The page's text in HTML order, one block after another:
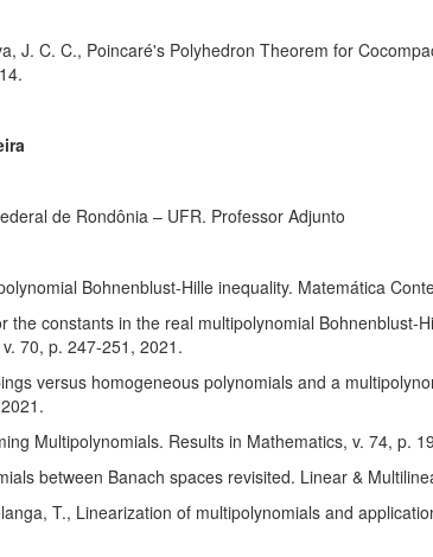
J. C. C., Poincaré's Polyhedron Theorem for
de Rondônia – UFR. Professor Adjunto
Bohnenblust-Hille inequality. Matemática
the constants in the real multipolynomial Bohnenblust-
70, p. 247-251, 2021.
versus homogeneous polynomials and a
Multipolynomials. Results in Mathematics, v. 74, p.
between Banach spaces revisited. Linear &
T., Linearization of multipolynomials and